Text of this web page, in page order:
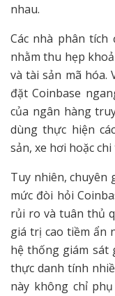
nhau.
Các nhà phân
nhằm thu hẹp
và tài sản mã hóa.
đặt Coinbase
của ngân hàng
dùng thực hiện
sản, xe hơi hoặc
Tuy nhiên, chuyên
mức đòi hỏi
rủi ro và tuân thủ
giá trị cao tiềm ẩn
hệ thống giám sát
thực danh tính
này không chỉ